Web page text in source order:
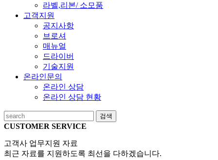
라벨,리본/ 소모품
고객지원
공지사항
브로셔
매뉴얼
드라이버
기술지원
온라인문의
온라인 상담
온라인 상담 현황
검색
CUSTOMER SERVICE
고객사 업무지원 자료
최근 자료를 지원하도록 최선을 다하겠습니다.